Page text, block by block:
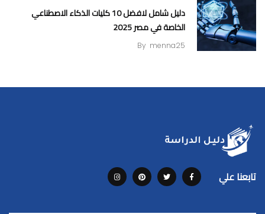
دليل شامل لافضل 10 كليات الذكاء الاصطناعي
الخاصة في مصر 2025
By menna25
تابعنا علي